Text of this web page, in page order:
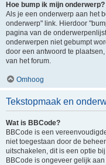
Hoe bump ik mijn onderwerp?
Als je een onderwerp aan het
onderwerp" link. Hierdoor
pagina van de
onderwerpen niet gebumpt
door een antwoord te
van het forum.
Omhoog
Tekstopmaak en
Wat is BBCode?
BBCode is een
niet toegestaan door de
uitschakelen, dit is een optie
BBCode is ongeveer gelijk